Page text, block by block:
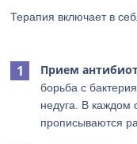
Терапия включает в
Прием
борьба с
недуга. В каждом
прописываются